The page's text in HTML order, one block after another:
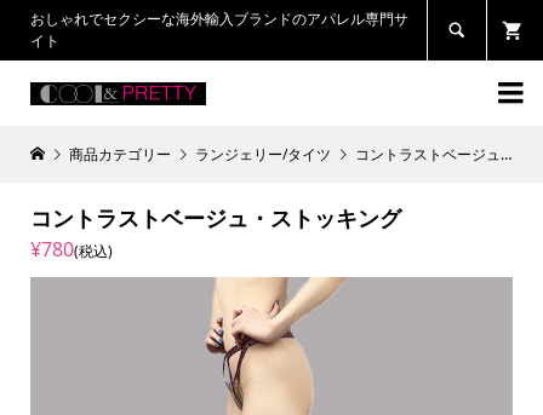
おしゃれでセクシーな海外輸入ブランドのアパレル専門サ
イト


商品カテゴリー ランジェリー/タイツ コントラストベージュ・ストッキング
コントラストベージュ・ストッキング
¥780(税込)